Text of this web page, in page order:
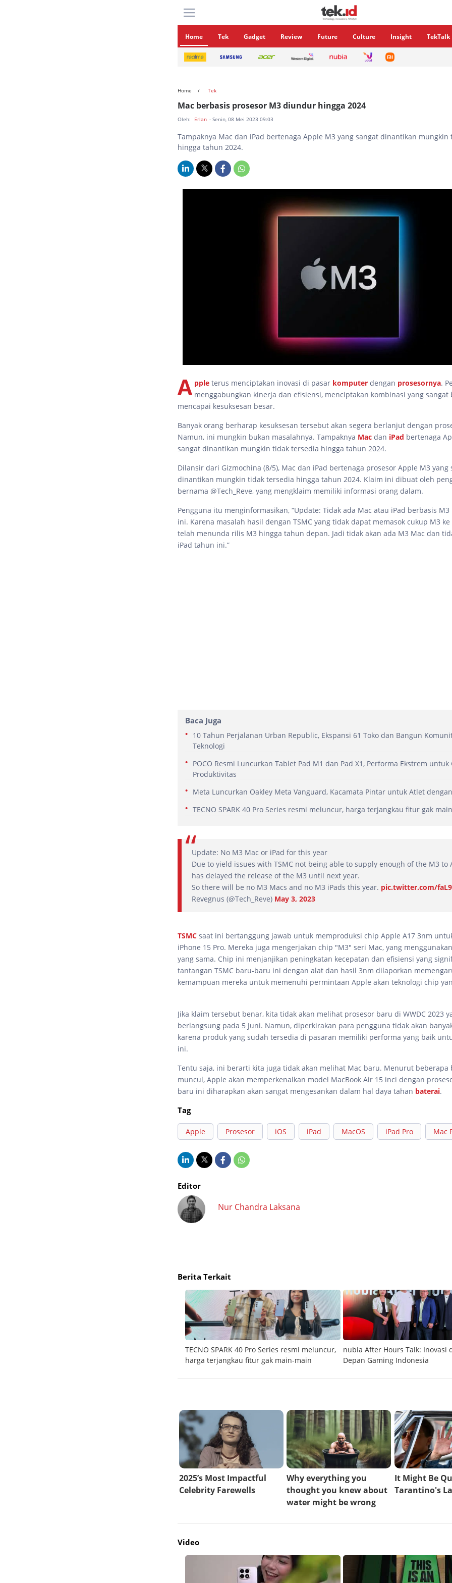
Home Tek Gadget Review Future Culture Insight TekTalk
Home Tek
Mac berbasis prosesor M3 diundur hingga 2024
Oleh: Erlan - Senin, 08 Mei 2023 09:03
Tampaknya Mac dan iPad bertenaga Apple M3 yang sangat dinantikan mungkin
hingga tahun 2024.
A pple terus menciptakan inovasi di pasar komputer dengan prosesornya.
menggabungkan kinerja dan efisiensi, menciptakan kombinasi yang sangat
mencapai kesuksesan besar.
Banyak orang berharap kesuksesan tersebut akan segera berlanjut dengan
Namun, ini mungkin bukan masalahnya. Tampaknya Mac dan iPad bertenaga
sangat dinantikan mungkin tidak tersedia hingga tahun 2024.
Dilansir dari Gizmochina (8/5), Mac dan iPad bertenaga prosesor Apple M3 yang
dinantikan mungkin tidak tersedia hingga tahun 2024. Klaim ini dibuat oleh
bernama @Tech_Reve, yang mengklaim memiliki informasi orang dalam.
Pengguna itu menginformasikan, “Update: Tidak ada Mac atau iPad berbasis
ini. Karena masalah hasil dengan TSMC yang tidak dapat memasok cukup M3
telah menunda rilis M3 hingga tahun depan. Jadi tidak akan ada M3 Mac dan
iPad tahun ini.”
Baca Juga
10 Tahun Perjalanan Urban Republic, Ekspansi 61 Toko dan Bangun
Teknologi
POCO Resmi Luncurkan Tablet Pad M1 dan Pad X1, Performa Ekstrem untuk
Produktivitas
Meta Luncurkan Oakley Meta Vanguard, Kacamata Pintar untuk Atlet
TECNO SPARK 40 Pro Series resmi meluncur, harga terjangkau fitur gak
Update: No M3 Mac or iPad for this year
Due to yield issues with TSMC not being able to supply enough of the M3 to
has delayed the release of the M3 until next year.
So there will be no M3 Macs and no M3 iPads this year. pic.twitter.com/
Revegnus (@Tech_Reve) May 3, 2023
TSMC saat ini bertanggung jawab untuk memproduksi chip Apple A17 3nm
iPhone 15 Pro. Mereka juga mengerjakan chip "M3" seri Mac, yang
yang sama. Chip ini menjanjikan peningkatan kecepatan dan efisiensi yang
tantangan TSMC baru-baru ini dengan alat dan hasil 3nm dilaporkan
kemampuan mereka untuk memenuhi permintaan Apple akan teknologi chip
Jika klaim tersebut benar, kita tidak akan melihat prosesor baru di WWDC 2023
berlangsung pada 5 Juni. Namun, diperkirakan para pengguna tidak akan
karena produk yang sudah tersedia di pasaran memiliki performa yang baik
ini.
Tentu saja, ini berarti kita juga tidak akan melihat Mac baru. Menurut beberapa
muncul, Apple akan memperkenalkan model MacBook Air 15 inci dengan
baru ini diharapkan akan sangat mengesankan dalam hal daya tahan baterai.
Tag
Apple Prosesor iOS iPad MacOS iPad Pro Mac
Editor
Nur Chandra Laksana
Berita Terkait
TECNO SPARK 40 Pro Series resmi meluncur,
harga terjangkau fitur gak main-main
nubia After Hours Talk: Inovasi
Depan Gaming Indonesia
Video